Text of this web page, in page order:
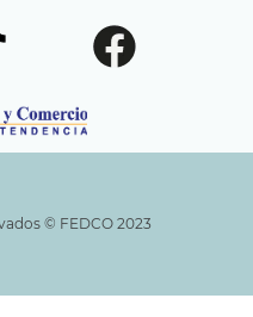
©️ FEDCO 2023